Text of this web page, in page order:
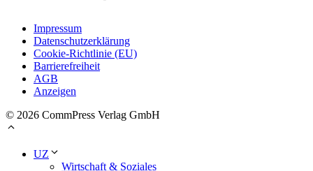
Impressum
Datenschutzerklärung
Cookie-Richtlinie (EU)
Barrierefreiheit
AGB
Anzeigen
© 2026 CommPress Verlag GmbH
UZ
Wirtschaft & Soziales